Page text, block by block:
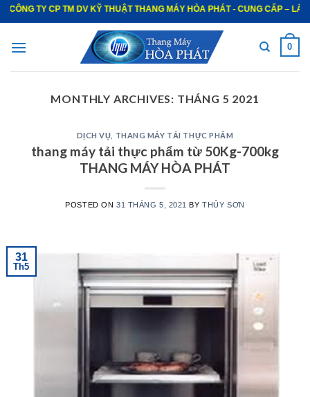
TM DV KỸ THUẬT THANG MÁY HÒA PHÁT - CUNG CẤP – LẮP ĐẶT – BẢO
0
MONTHLY ARCHIVES: THÁNG 5 2021
DỊCH VỤ THANG MÁY TẢI THỰC PHẨM
thang máy tải thực phẩm từ 50Kg-700kg
THANG MÁY HÒA PHÁT
POSTED ON 31 THÁNG 5, 2021 BYTHỦY SƠN
31
Th5